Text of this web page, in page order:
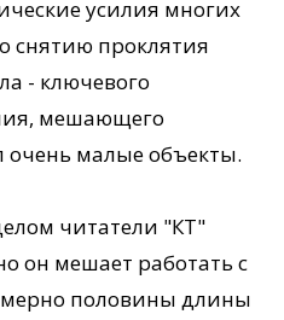
усилия многих
снятию проклятия
- ключевого
мешающего
очень малые объекты.
читатели "КТ"
он мешает работать с
половины длины